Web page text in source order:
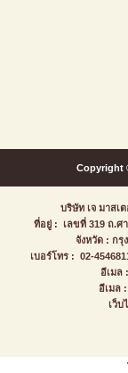
Copyright
บริษัท เจ มาสเ
ที่อยู่ : เลขที่ 319 ถ.ศ
จังหวัด : ก
เบอร์โทร : 02-
อีเมล
อีเมล
เว็